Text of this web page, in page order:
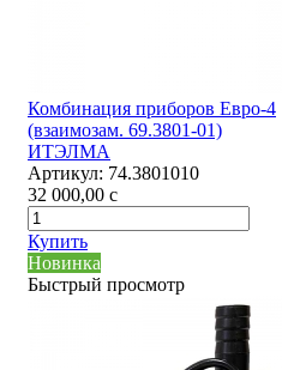
Комбинация приборов Евро-4
(взаимозам. 69.3801-01)
ИТЭЛМА
Артикул: 74.3801010
32 000,00 c
Купить
Новинка
Быстрый просмотр